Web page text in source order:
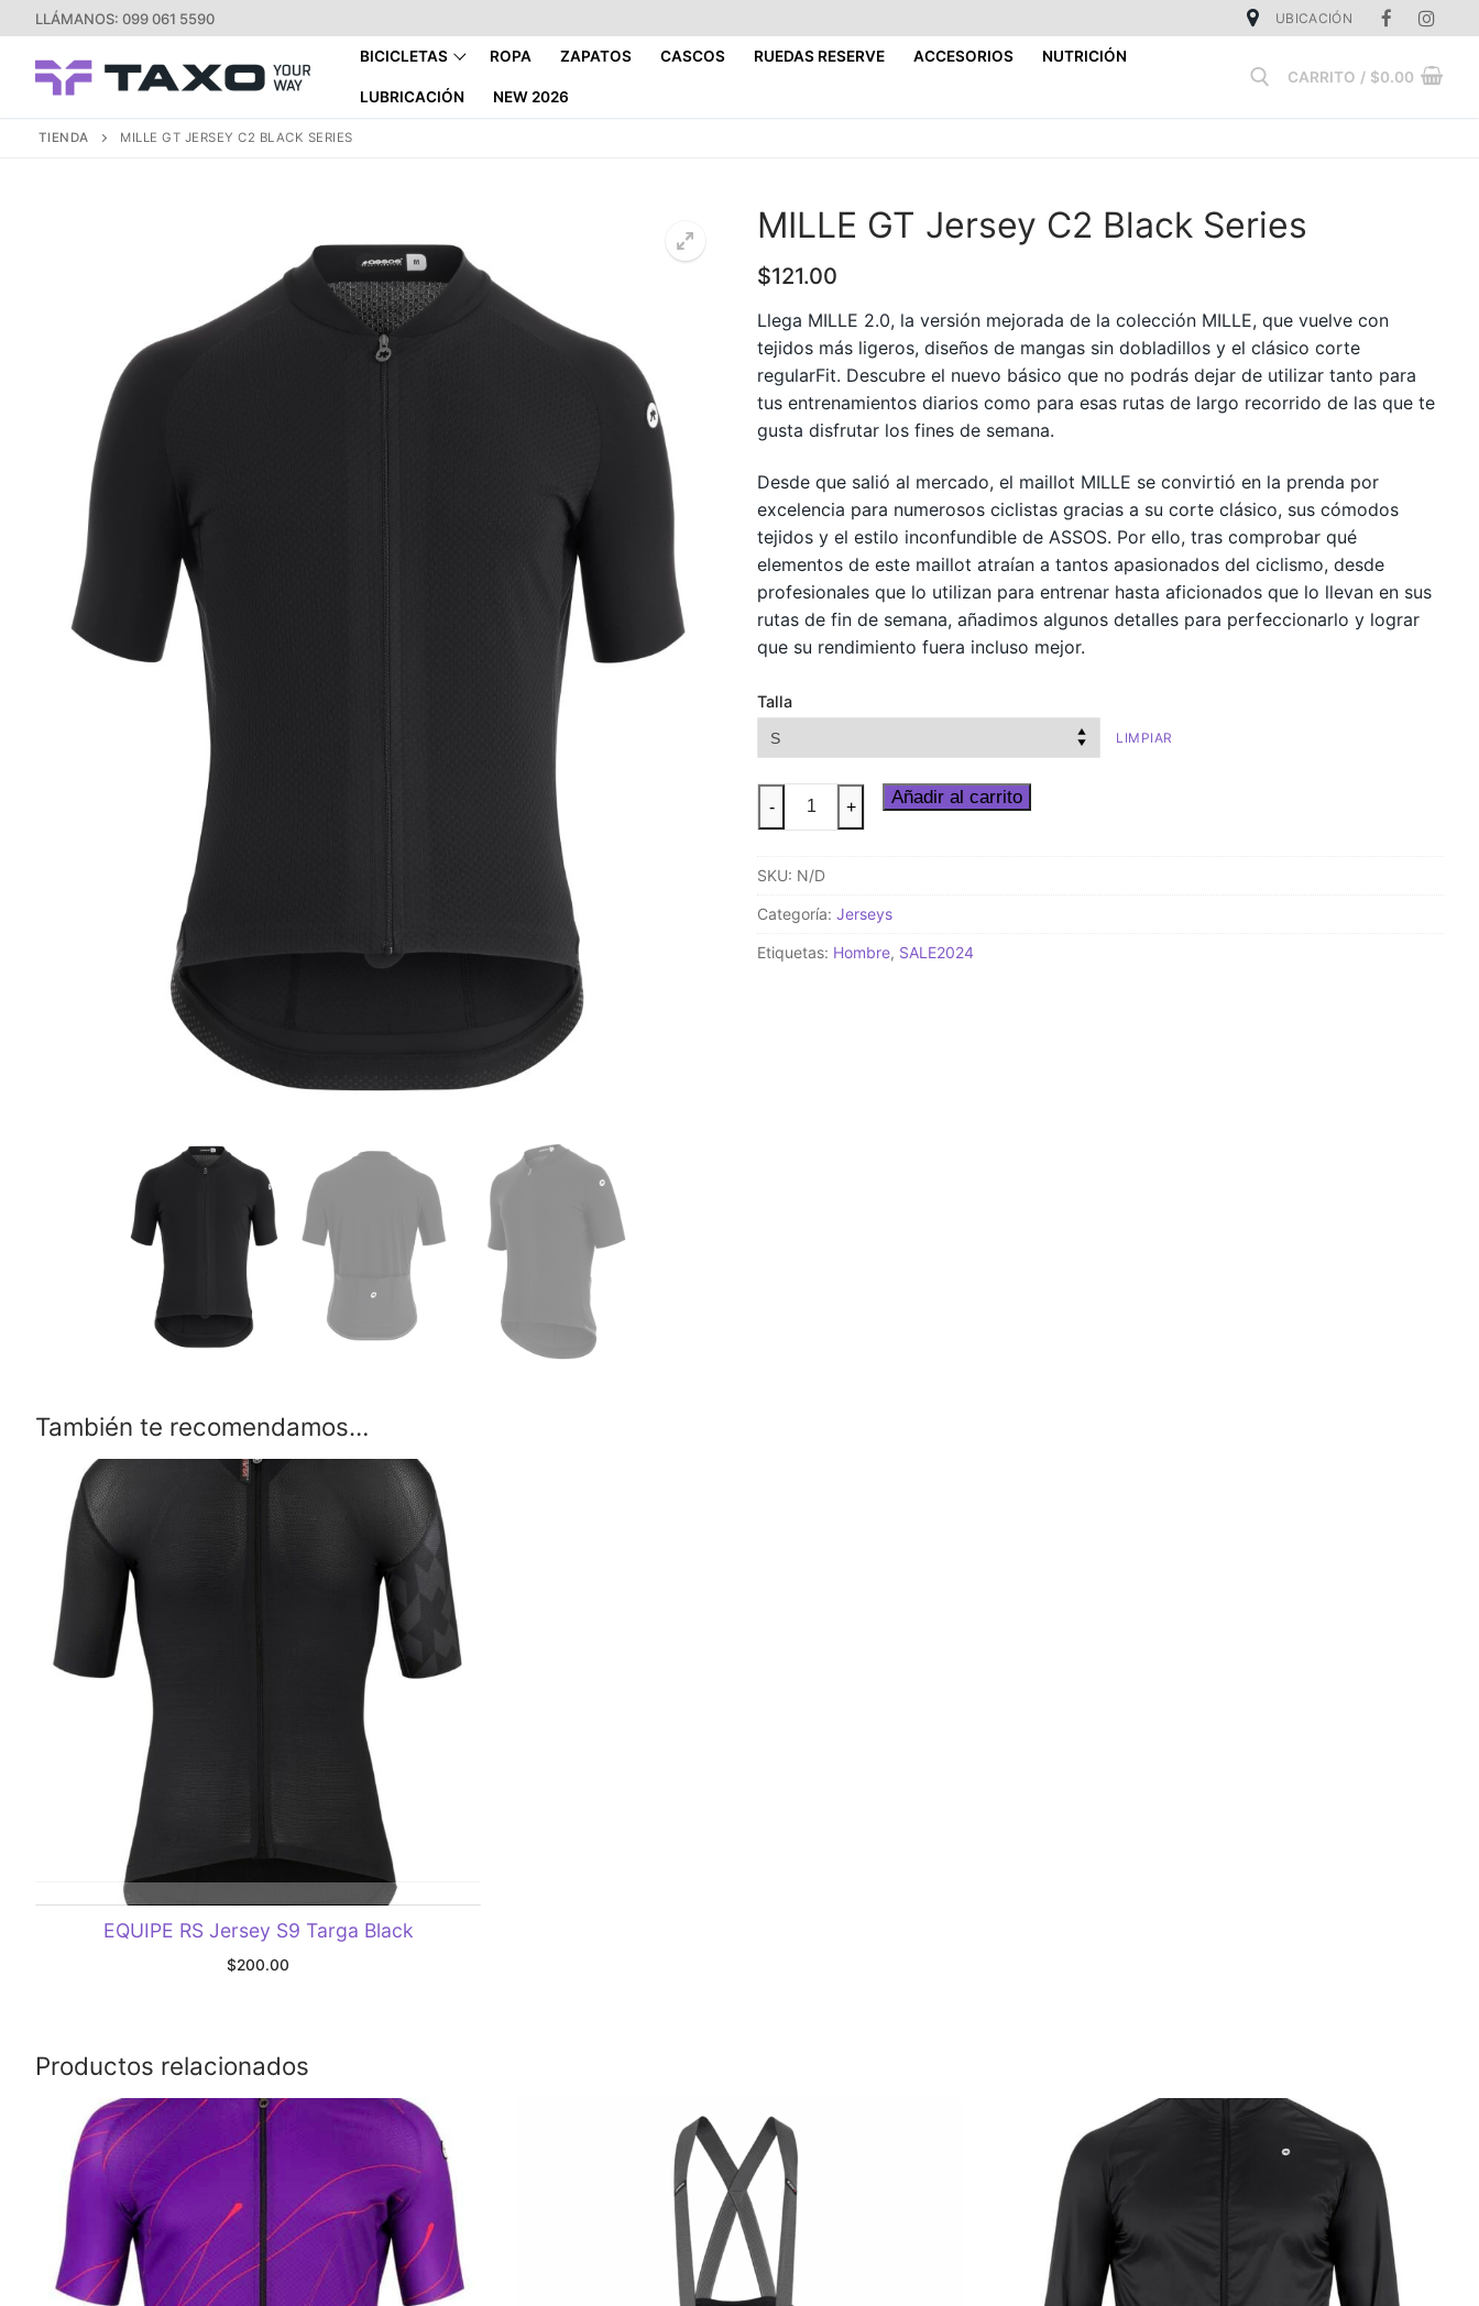
al
contenido
LLÁMANOS: 099 061 5590 UBICACIÓN
BICICLETAS ROPA ZAPATOS CASCOS RUEDAS RESERVE ACCESORIOS NUTRICIÓN
LUBRICACIÓN NEW 2026
CARRITO / $0.00
TIENDA MILLE GT JERSEY C2 BLACK SERIES
MILLE GT Jersey C2 Black Series
$121.00
Llega MILLE 2.0, la versión mejorada de la colección MILLE, que vuelve con
tejidos más ligeros, diseños de mangas sin dobladillos y el clásico corte
regularFit. Descubre el nuevo básico que no podrás dejar de utilizar tanto para
tus entrenamientos diarios como para esas rutas de largo recorrido de las que te
gusta disfrutar los fines de semana.
Desde que salió al mercado, el maillot MILLE se convirtió en la prenda por
excelencia para numerosos ciclistas gracias a su corte clásico, sus cómodos
tejidos y el estilo inconfundible de ASSOS. Por ello, tras comprobar qué
elementos de este maillot atraían a tantos apasionados del ciclismo, desde
profesionales que lo utilizan para entrenar hasta aficionados que lo llevan en sus
rutas de fin de semana, añadimos algunos detalles para perfeccionarlo y lograr
que su rendimiento fuera incluso mejor.
Talla
LIMPIAR
GT
C2
Black
cantidad
- + Añadir al carrito
SKU: N/D
Categoría: Jerseys
Etiquetas: Hombre, SALE2024
También te recomendamos…
EQUIPE RS Jersey S9 Targa Black
$200.00
Productos relacionados